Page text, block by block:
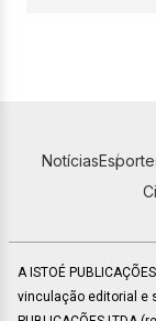
Notícias
A ISTOÉ
vinculação editorial e